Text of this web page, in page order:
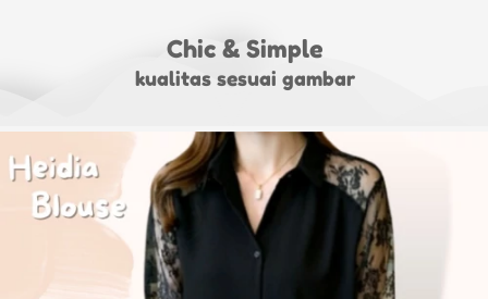
Chic & Simple
kualitas sesuai gambar